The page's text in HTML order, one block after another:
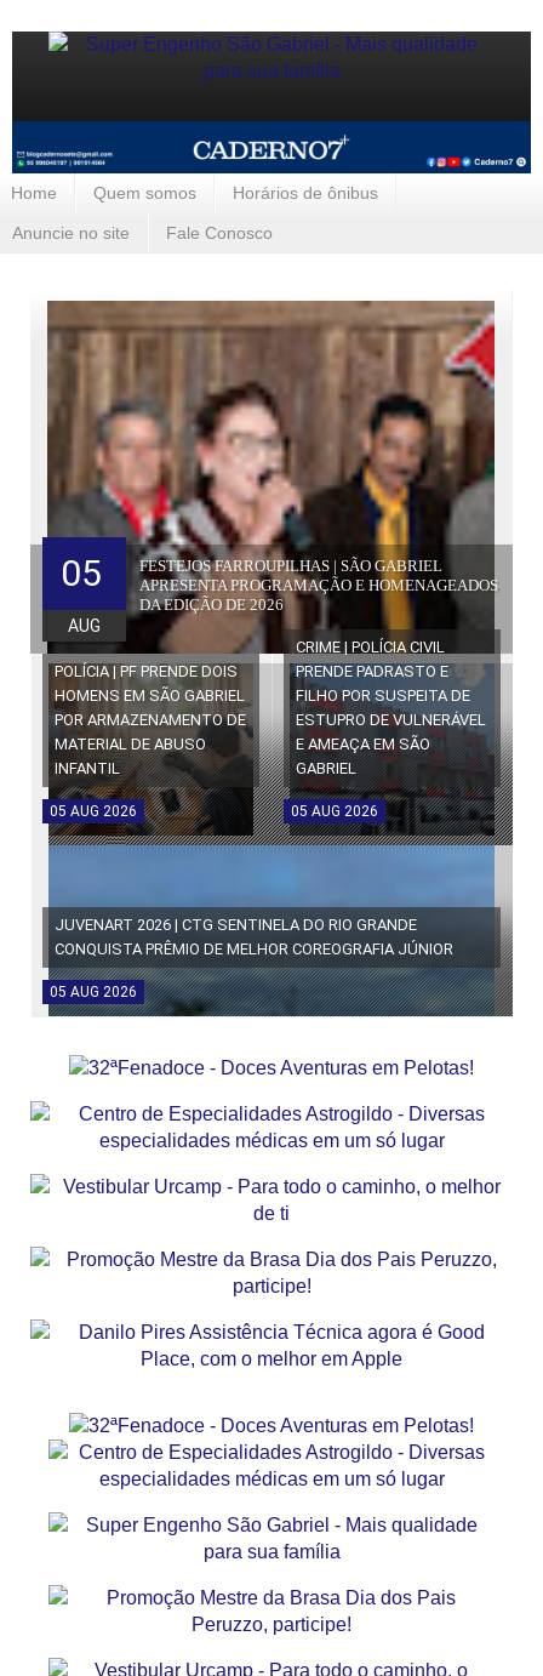
Home Quem somos Horários de ônibus
Anuncie no site Fale Conosco
FESTEJOS FARROUPILHAS | SÃO GABRIEL
APRESENTA PROGRAMAÇÃO E HOMENAGEADOS
DA EDIÇÃO DE 2026
05
AUG
POLÍCIA | PF PRENDE DOIS
HOMENS EM SÃO GABRIEL
POR ARMAZENAMENTO DE
MATERIAL DE ABUSO
INFANTIL
05 AUG 2026
CRIME | POLÍCIA CIVIL
PRENDE PADRASTO E
FILHO POR SUSPEITA DE
ESTUPRO DE VULNERÁVEL
E AMEAÇA EM SÃO
GABRIEL
05 AUG 2026
JUVENART 2026 | CTG SENTINELA DO RIO GRANDE
CONQUISTA PRÊMIO DE MELHOR COREOGRAFIA JÚNIOR
05 AUG 2026